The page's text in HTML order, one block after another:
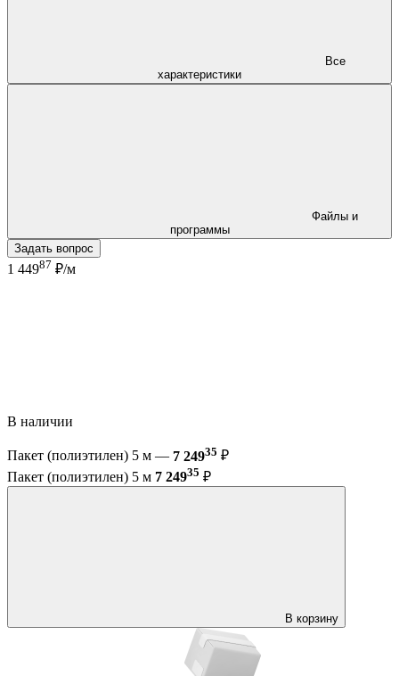
характеристики
программы
Задать вопрос
1 44987 ₽/м
В наличии
Пакет (полиэтилен) 5 м — 7 24935 ₽
Пакет (полиэтилен) 5 м 7 24935 ₽
В корзину